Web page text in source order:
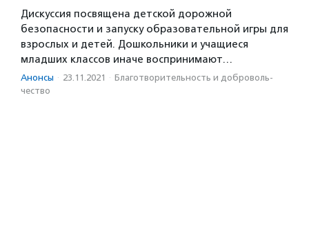
Дискуссия посвящена детской дорожной
безопасности и запуску образовательной игры для
взрослых и детей. Дошкольники и учащиеся
младших классов иначе воспринимают…
Анонсы · 23.11.2021 · Благотвори­тель­ность и доброволь­
чест­во